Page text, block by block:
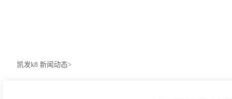
凯发k8 新闻动态>